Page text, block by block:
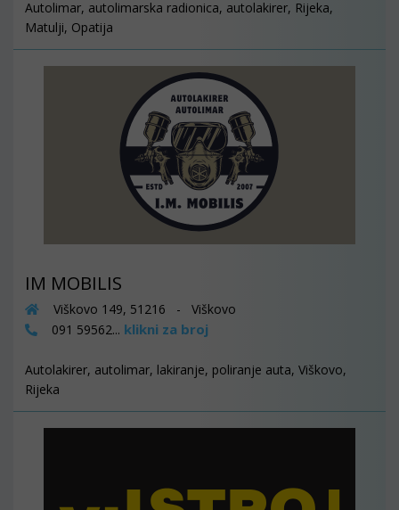
Autolimar, autolimarska radionica, autolakirer, Rijeka,
Matulji, Opatija
IM MOBILIS
Viškovo 149, 51216 - Viškovo
091 59562... klikni za broj
Autolakirer, autolimar, lakiranje, poliranje auta, Viškovo,
Rijeka